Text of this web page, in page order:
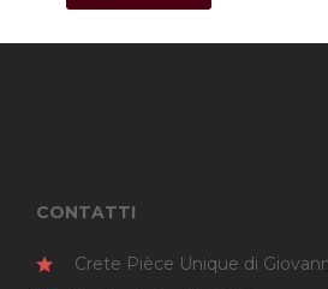
CONTATTI
Crete Pièce Unique di